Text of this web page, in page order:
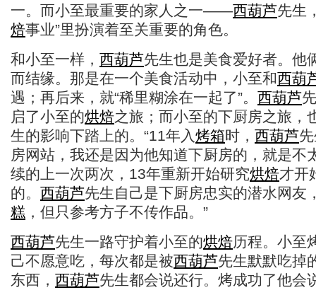
一。而小至最重要的家人之一——西葫芦先生
焙事业”里扮演着至关重要的角色。
和小至一样， 西葫芦先生也是美食爱好者。他
而结缘。那是在一个美食活动中，小至和西葫
遇；再后来，就“稀里糊涂在一起了”。 西葫芦
启了小至的烘焙之旅；而小至的下厨房之旅，
生的影响下踏上的。“11年入烤箱时， 西葫芦
房网站，我还是因为他知道下厨房的，就是不
续的上一次两次，13年重新开始研究烘焙才开
的。 西葫芦先生自己是下厨房忠实的潜水网友
糕 ，但只参考方子不传作品。”
西葫芦先生一路守护着小至的烘焙历程。小至
己不愿意吃，每次都是被西葫芦先生默默吃掉
东西， 西葫芦先生都会说还行。烤成功了他会